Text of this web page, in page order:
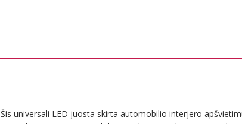
Šis universali LED juosta skirta automobilio interjero